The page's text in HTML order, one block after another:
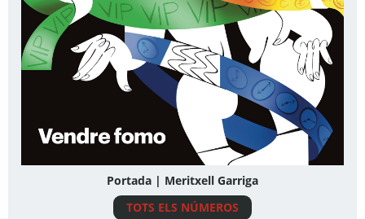
Portada | Meritxell Garriga
TOTS ELS NÚMEROS